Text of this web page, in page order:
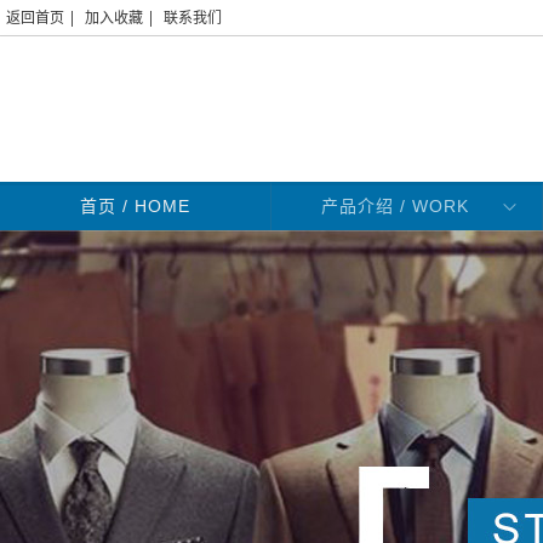
返回首页 加入收藏 联系我们
首页 / HOME 产品介绍 / WORK